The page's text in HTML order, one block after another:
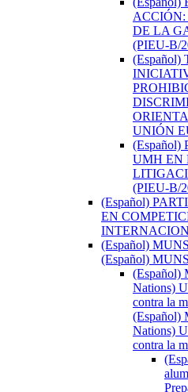
ACCIÓN:
DE LA
(PIEU-B/
(Español)
UNIÓN
(Español)
UMH EN
(PIEU-B/
(Español)
EN
(Español)
(Español)
(Español)
Nations)
contra la
(Español)
Nations)
contra la